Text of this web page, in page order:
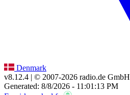
Denmark
v8.12.4 | © 2007-2026 radio.de GmbH
Generated: 8/8/2026 - 11:01:13 PM